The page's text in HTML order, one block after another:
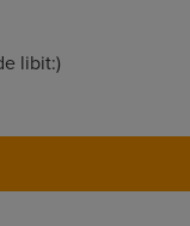
libit:)